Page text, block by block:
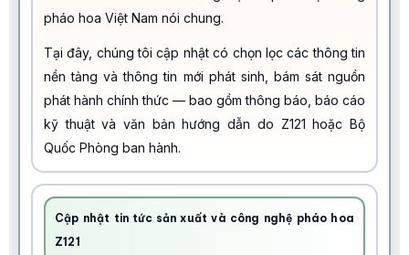
pháo hoa Việt Nam nói chung.
Tại đây, chúng tôi cập nhật có chọn lọc các thông tin
nền tảng và thông tin mới phát sinh, bám sát nguồn
phát hành chính thức — bao gồm thông báo, báo cáo
kỹ thuật và văn bản hướng dẫn do Z121 hoặc Bộ
Quốc Phòng ban hành.
Cập nhật tin tức sản xuất và công nghệ pháo hoa
Z121